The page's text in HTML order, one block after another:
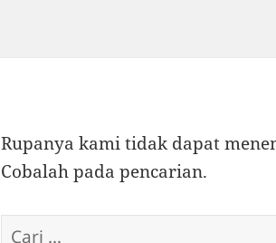
Rupanya kami tidak dapat
Cobalah pada pencarian.
Cari